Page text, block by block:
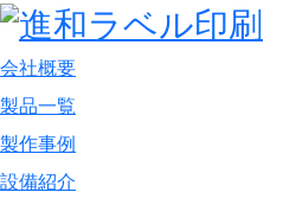
会社概要
製品一覧
製作事例
設備紹介